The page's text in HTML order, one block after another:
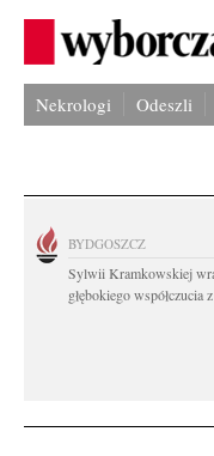
Nekrologi Odeszli
BYDGOSZCZ
Sylwii Kramkowskiej
głębokiego